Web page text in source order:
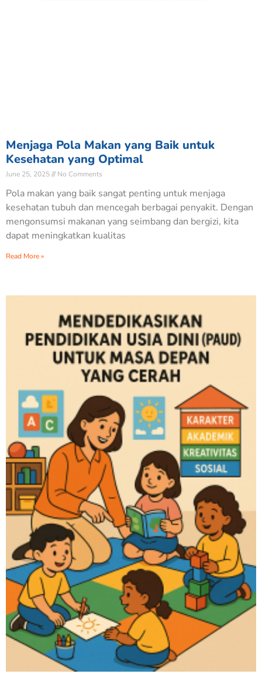
Menjaga Pola Makan yang Baik untuk
Kesehatan yang Optimal
June 25, 2025 No Comments
Pola makan yang baik sangat penting untuk menjaga
kesehatan tubuh dan mencegah berbagai penyakit. Dengan
mengonsumsi makanan yang seimbang dan bergizi, kita
dapat meningkatkan kualitas
Read More »